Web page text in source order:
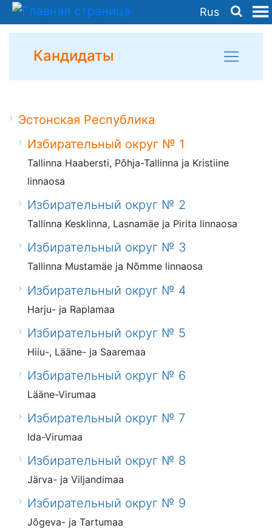
Rus
Кандидаты
Эстонская Республика
Избирательный округ № 1
Tallinna Haabersti, Põhja-Tallinna ja Kristiine
linnaosa
Избирательный округ № 2
Tallinna Kesklinna, Lasnamäe ja Pirita linnaosa
Избирательный округ № 3
Tallinna Mustamäe ja Nõmme linnaosa
Избирательный округ № 4
Harju- ja Raplamaa
Избирательный округ № 5
Hiiu-, Lääne- ja Saaremaa
Избирательный округ № 6
Lääne-Virumaa
Избирательный округ № 7
Ida-Virumaa
Избирательный округ № 8
Järva- ja Viljandimaa
Избирательный округ № 9
Jõgeva- ja Tartumaa